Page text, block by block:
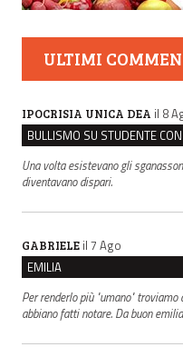
ULTIMI
IPOCRISIA UNICA DEA il 8
Una volta esistevano gli
diventavano dispari.
GABRIELE il 7 Ago
EMILIA
Per renderlo più "umano"
abbiano fatti notare. Da buon